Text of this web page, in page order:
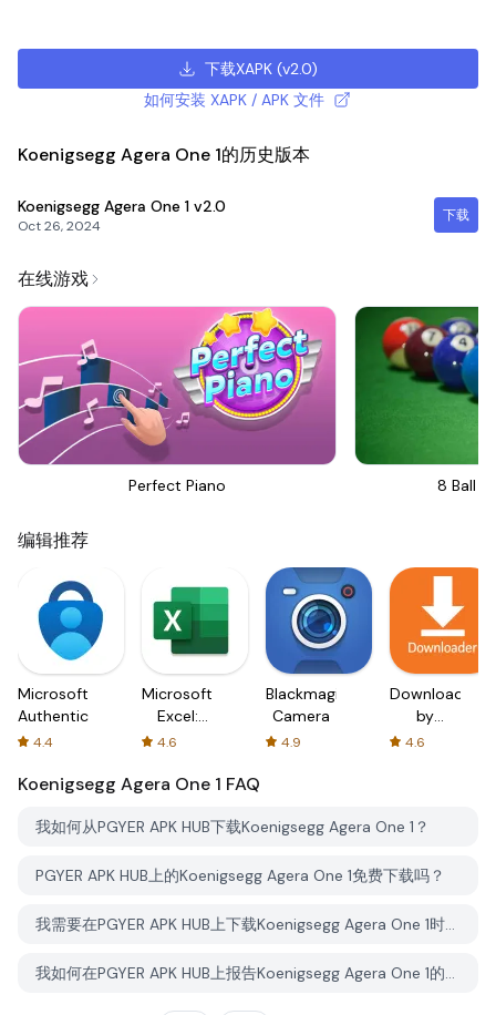
下载XAPK(v2.0)
如何安装 XAPK / APK 文件
Koenigsegg Agera One 1的历史版本
Koenigsegg Agera One 1 v2.0
Oct 26, 2024
下载
在线游戏
Perfect Piano 8 Ball
编辑推荐
Microsoft
Authenticator
4.4
Microsoft
Excel:
Spreadsheets
4.6
Blackmagic
Camera
4.9
Downloader
by
AFTVnews
4.6
Koenigsegg Agera One 1 FAQ
我如何从PGYER APK HUB下载Koenigsegg Agera One 1？
PGYER APK HUB上的Koenigsegg Agera One 1免费下载吗？
我需要在PGYER APK HUB上下载Koenigsegg Agera One 1时需要账户吗？
我如何在PGYER APK HUB上报告Koenigsegg Agera One 1的问题？